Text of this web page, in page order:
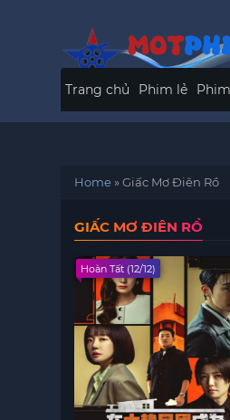
Trang chủ Phim lẻ
Home»Giấc Mơ Điên Rồ
GIẤC MƠ ĐIÊN RỒ
Hoàn Tất (12/12)